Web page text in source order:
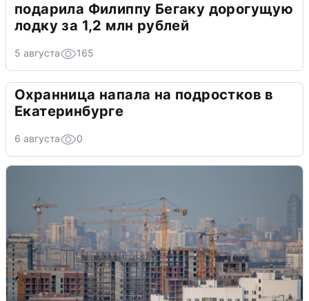
подарила Филиппу Бегаку дорогущую
лодку за 1,2 млн рублей
5 августа 165
Охранница напала на подростков в
Екатеринбурге
6 августа 0